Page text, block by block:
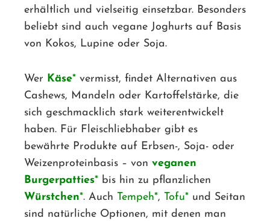
erhältlich und vielseitig einsetzbar. Besonders
beliebt sind auch vegane Joghurts auf Basis
von Kokos, Lupine oder Soja.
Wer Käse
vermisst, findet Alternativen aus
Cashews, Mandeln oder Kartoffelstärke, die
sich geschmacklich stark weiterentwickelt
haben. Für Fleischliebhaber gibt es
bewährte Produkte auf Erbsen-, Soja- oder
Weizenproteinbasis – von veganen
Burgerpatties
bis hin zu pflanzlichen
Würstchen . Auch Tempeh , Tofu
und Seitan
sind natürliche Optionen, mit denen man